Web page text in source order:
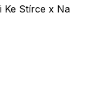
Ke Stírce x Na